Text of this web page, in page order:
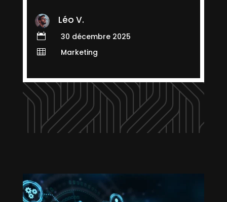
Léo V.
 30 décembre 2025
 Marketing